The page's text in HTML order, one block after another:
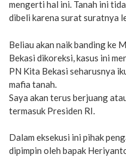
mengerti hal ini. Tanah ini
dibeli karena surat suratnya
Beliau akan naik banding ke
Bekasi dikoreksi, kasus ini
PN Kita Bekasi seharusnya
mafia tanah.
Saya akan terus berjuang
termasuk Presiden RI.
Dalam eksekusi ini pihak
dipimpin oleh bapak